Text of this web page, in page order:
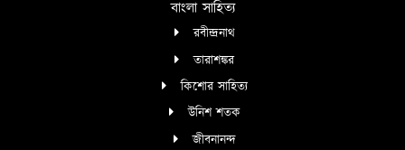
বাংলা সাহিত্য
রবীন্দ্রনাথ
তারাশঙ্কর
কিশোর সাহিত্য
উনিশ শতক
জীবনানন্দ